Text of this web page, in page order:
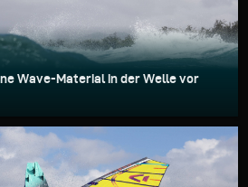
Wave-Material in der Welle vor